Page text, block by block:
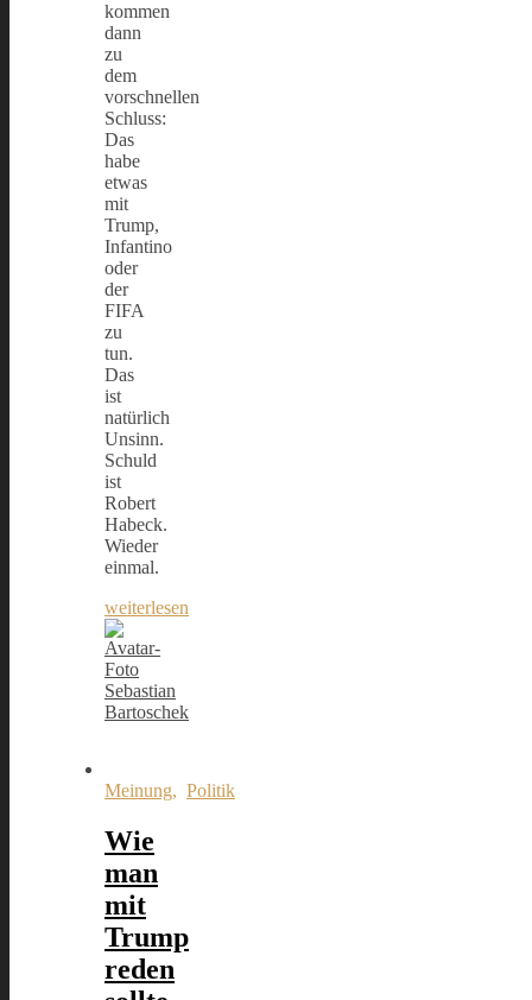
kommen
dann
zu
dem
vorschnellen
Schluss:
Das
habe
etwas
mit
Trump,
Infantino
oder
der
FIFA
zu
tun.
Das
ist
natürlich
Unsinn.
Schuld
ist
Robert
Habeck.
Wieder
einmal.
weiterlesen
Sebastian
Bartoschek
Meinung, Politik
Wie
man
mit
Trump
reden